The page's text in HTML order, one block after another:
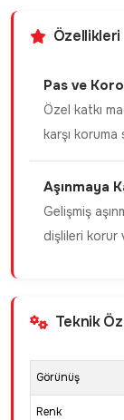
Özellikleri
Pas ve
Özel katkı
karşı koruma
Aşınmaya
Gelişmiş
dişlileri korur
Teknik
Görünüş
Renk